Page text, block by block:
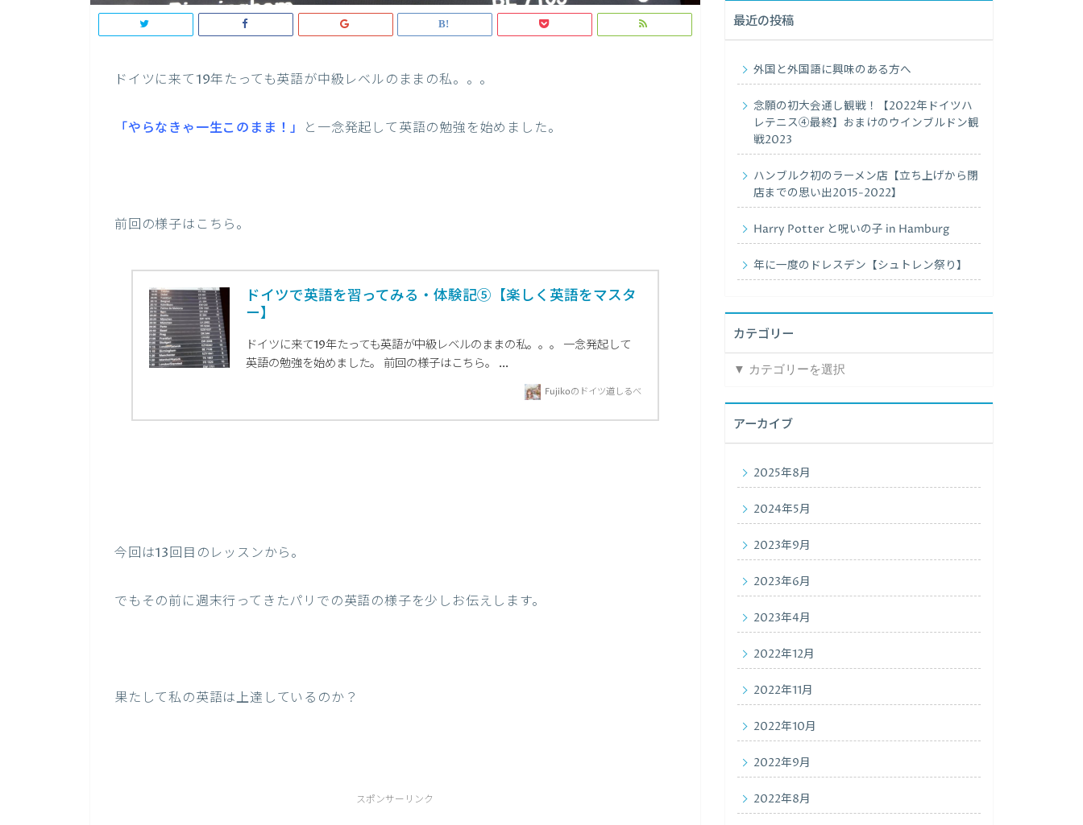
ドイツに来て19年たっても英語が中級レベルのままの私。。。
「やらなきゃ一生このまま！」 と一念発起して英語の勉強を始めました。
前回の様子はこちら。
ドイツで英語を習ってみる・体験記⑤【楽しく英語をマスタ
ー】
ドイツに来て19年たっても英語が中級レベルのままの私。。。 一念発起して
英語の勉強を始めました。 前回の様子はこちら。 ...
Fujikoのドイツ道しるべ
今回は13回目のレッスンから。
でもその前に週末行ってきたパリでの英語の様子を少しお伝えします。
果たして私の英語は上達しているのか？
スポンサーリンク
最近の投稿
外国と外国語に興味のある方へ
念願の初大会通し観戦！【2022年ドイツハ
レテニス④最終】おまけのウインブルドン観
戦2023
ハンブルク初のラーメン店【立ち上げから閉
店までの思い出2015-2022】
Harry Potter と呪いの子 in Hamburg
年に一度のドレスデン【シュトレン祭り】
カテゴリー
カ
ゴ
リ
ー
アーカイブ
2025年8月
2024年5月
2023年9月
2023年6月
2023年4月
2022年12月
2022年11月
2022年10月
2022年9月
2022年8月